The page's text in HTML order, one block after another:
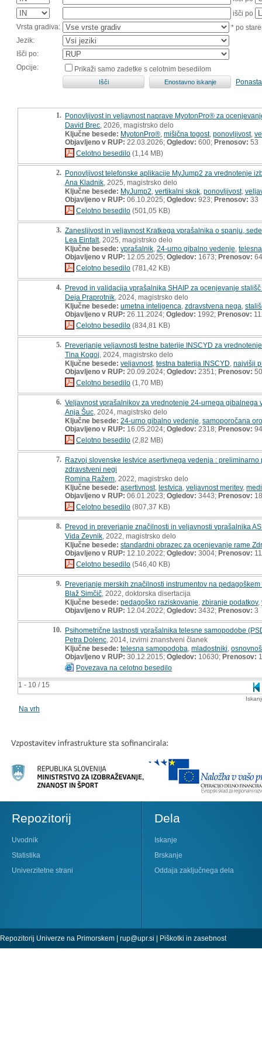
išči po
Vrsta gradiva:
* po
Jezik:
Išči po:
Opcije:
Prikaži samo zadetke s celotnim besedilom
1 - 10 / 15
1. Ponovljivost in veljavnost naprave MyotonPro® za
David Brec , 2026, magistrsko delo
Ključne besede: MyotonPro® mišična togost, ponovljivost,
Objavljeno v RUP: 22.03.2026; Ogledov: 600; Prenosov: 53
Celotno besedilo (1,14 MB)
2. Ponovljivost telefonske aplikacije MyJump2 za vrednotenje
Ana Kladnik , 2025, magistrsko delo
Ključne besede: MyJump2 vertikalni skok ponovljivost,
Objavljeno v RUP: 06.10.2025; Ogledov: 923; Prenosov: 33
Celotno besedilo (501,05 KB)
3. Zanesljivost in veljavnost Kratkega vprašalnika o spanju,
Lea Einfalt, 2025, magistrsko delo
Ključne besede: vprašalnik 24-urno gibalno vedenje
Objavljeno v RUP: 12.05.2025; Ogledov: 1673; Prenosov: 64
Celotno besedilo (781,42 KB)
4. Prevod in validacija vprašalnika SHAIP za ocenjevanje
Deja Praprotnik , 2024, magistrsko delo
Ključne besede: umetna inteligenca zdravstvena nega
Objavljeno v RUP: 26.11.2024; Ogledov: 1992; Prenosov:
Celotno besedilo (834,81 KB)
5. Preverjanje veljavnosti testne baterije INSCYD za
Tina Kogoj , 2024, magistrsko delo
Ključne besede: veljavnost, testna baterija INSCYD najvišji
Objavljeno v RUP: 20.09.2024; Ogledov: 2351; Prenosov: 50
Celotno besedilo (1,70 MB)
6. Veljavnost vprašalnikov za vrednotenje 24-urnega gibalnega
Anja Šuc , 2024, magistrsko delo
Ključne besede: 24-urno gibalno vedenje samoporočana
Objavljeno v RUP: 16.05.2024; Ogledov: 2318; Prenosov: 94
Celotno besedilo (2,82 MB)
7. Razvoj slovenske lestvice asertivnega vedenja :
zdravstveni negi
Romina Ražem , 2022, magistrsko delo
Ključne besede: asertivnost, lestvica veljavnost meritev,
Objavljeno v RUP: 06.01.2023; Ogledov: 3443; Prenosov:
Celotno besedilo (807,37 KB)
8. Prevod in preverjanje značilnosti in veljavnosti vprašalnika
Vida Zevnik , 2022, magistrsko delo
Ključne besede: standardni obrazec za ocenjevanje rame
Objavljeno v RUP: 12.10.2022; Ogledov: 3004; Prenosov:
Celotno besedilo (546,40 KB)
9. Preverjanje merskih značilnosti instrumentov na
Blaž Simčič , 2022, doktorska disertacija
Ključne besede: pedagoško raziskovanje zbiranje podatkov,
Objavljeno v RUP: 12.04.2022; Ogledov: 3432; Prenosov: 3
10. Psihometrične lastnosti vprašalnika telesne samopodobe
Petra Dolenc , 2014, izvirni znanstveni članek
Ključne besede: telesna samopodoba mladostniki
Objavljeno v RUP: 30.12.2015; Ogledov: 10630; Prenosov:
Povezava na celotno besedilo
Na vrh
Repozitorij
Uvodnik
Statistika
Univerzitetne strani
Dela
Iskanje
Brskanje
Oddaja zaključnega dela
Repozitorij Univerze na Primorskem | rup@upr.si | Piškotki in zasebnost